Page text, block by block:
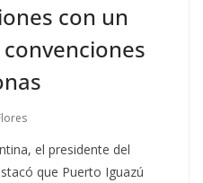
con un
el presidente del
que Puerto Iguazú